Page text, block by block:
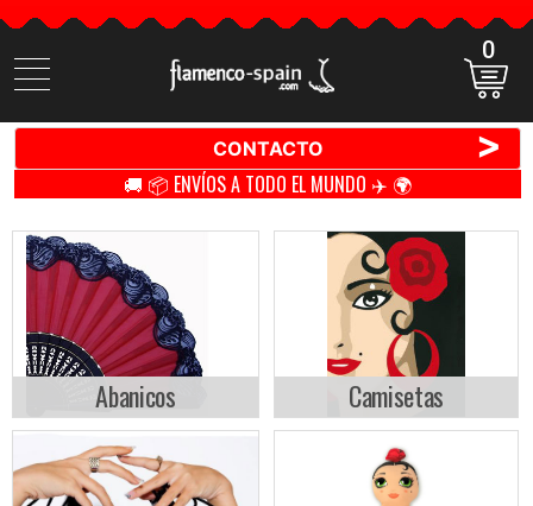
Buscar
productos
0
CONTACTO >
🚚 📦 ENVÍOS A TODO EL MUNDO ✈️ 🌍
Abanicos Camisetas